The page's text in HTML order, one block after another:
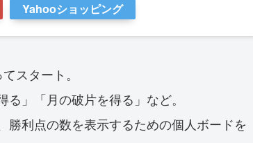
Yahooショッピング
スタート。
」「月の破片を得る」など。
利点の数を表示するための個人ボードを